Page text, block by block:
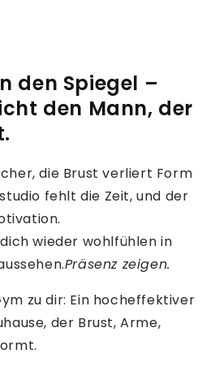
den Spiegel –
den Mann, der
die Brust verliert Form
fehlt die Zeit, und der
wieder wohlfühlen in
Präsenz zeigen.
zu dir: Ein hocheffektiver
der Brust, Arme,